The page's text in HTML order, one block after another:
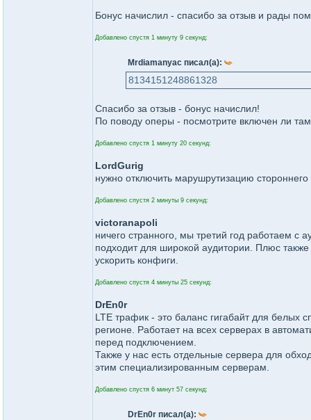
Бонус начислил - спасибо за отзыв и рады
Добавлено спустя 1 минуту 9 секунд:
Mrdiamanyac писал(а):
8134151248861328
Спасибо за отзыв - бонус начислил!
По поводу оперы - посмотрите включен ли
Добавлено спустя 1 минуту 20 секунд:
LordGurig
нужно отключить марушрутизацию
Добавлено спустя 2 минуты 9 секунд:
victoranapoli
ничего странного, мы третий год работаем с
подходит для широкой аудитории. Плюс
ускорить конфиги.
Добавлено спустя 4 минуты 25 секунд:
DrEn0r
LTE трафик - это баланс гигабайт для белых
регионе. Работает на всех серверах в
перед подключением.
Также у нас есть отдельные сервера для
этим специализированным серверам.
Добавлено спустя 6 минут 57 секунд:
DrEn0r писал(а):